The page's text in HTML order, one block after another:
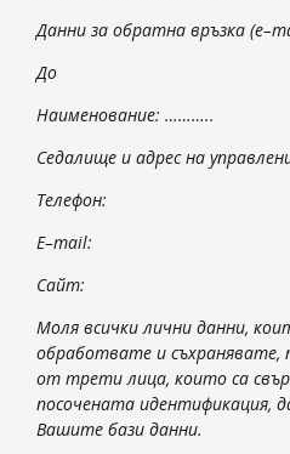
Данни за обратна връзка (e–
До
Наименование: ………..
Седалище и адрес на
Телефон:
E–mail:
Сайт:
Моля всички лични данни,
обработвате и съхранявате,
от трети лица, които са
посочената идентификация,
Вашите бази данни.